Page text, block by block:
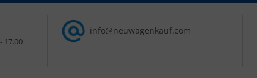
17.00
info@neuwagenkauf.com